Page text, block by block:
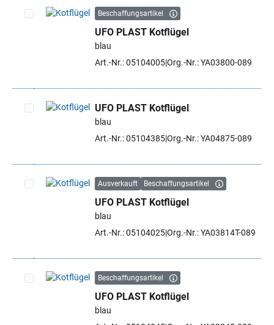
Artikel auswählen
Beschaffungsartikel
UFO PLAST Kotflügel
blau
Art.-Nr.: 05104005Org.-Nr.: YA03800-089
Artikel auswählen
UFO PLAST Kotflügel
blau
Art.-Nr.: 05104385Org.-Nr.: YA04875-089
Artikel auswählen
Ausverkauft Beschaffungsartikel
UFO PLAST Kotflügel
blau
Art.-Nr.: 05104025Org.-Nr.: YA03814T-089
Artikel auswählen
Beschaffungsartikel
UFO PLAST Kotflügel
blau